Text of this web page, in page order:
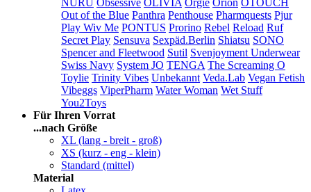
NURU Obsessive OLIVIA Orgie Orion OTOUCH
Out of the Blue Panthra Penthouse Pharmquests Pjur
Play Wiv Me PONTUS Prorino Rebel Reload Ruf
Secret Play Sensuva Sexpäd.Berlin Shiatsu SONO
Spencer and Fleetwood Sutil Svenjoyment Underwear
Swiss Navy System JO TENGA The Screaming O
Toylie Trinity Vibes Unbekannt Veda.Lab Vegan Fetish
Vibeggs ViperPharm Water Woman Wet Stuff
You2Toys
Für Ihren Vorrat
...nach Größe
XL (lang - breit - groß)
XS (kurz - eng - klein)
Standard (mittel)
Material